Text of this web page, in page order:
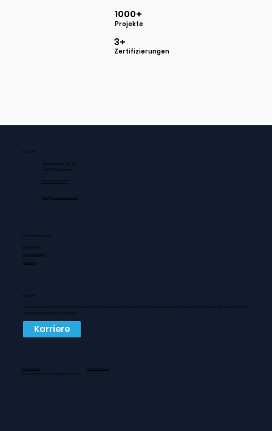
1000+
Projekte
3+
Zertifizierungen
Kontakt
0621 12471900
Radeberger Str. 16,
68309 Mannheim
info@aro-services.de
Dienstleistungen
Reinigung
Winterdienst
Security
Karriere
Du denkst du hast das Zeug dazu einer von uns zu werden? Schaue dir jetzt unsere aktuellen Stellenanzeigen an und wir freuen uns dich
bald bei uns begrüßen zu dürfen!
Karriere
Impressum
Datenschutz
© 2025 by A.R.O. Services GmbH